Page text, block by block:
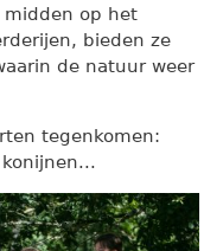
midden op het
bieden ze
de natuur weer
tegenkomen: